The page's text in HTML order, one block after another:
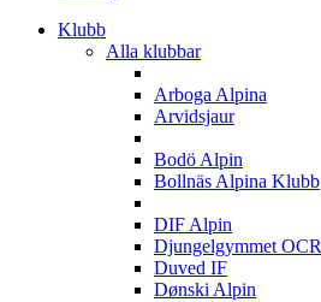
Klubb
Alla klubbar
Arboga Alpina
Arvidsjaur
Bodö Alpin
Bollnäs Alpina Klubb
DIF Alpin
Djungelgymmet OCR
Duved IF
Dønski Alpin